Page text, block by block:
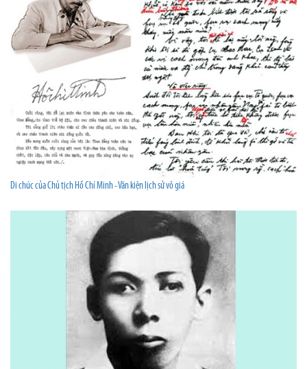
Di chúc của Chủ tịch Hồ Chí Minh - Văn kiện lịch sử vô giá